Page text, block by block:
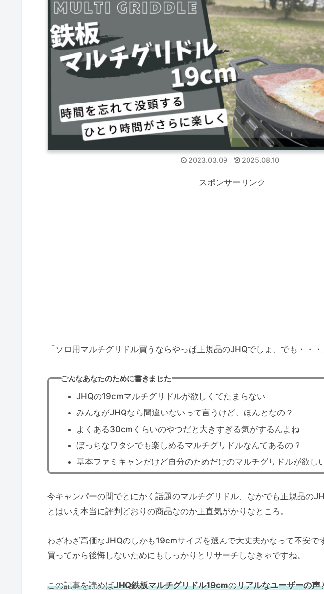
2023.03.09 2025.08.10
スポンサーリンク
「ソロ用マルチグリドル買うならやっぱ正規品のJHQでしょ、でも・・・
こんなあなたのために書きました
JHQの19cmマルチグリドルが欲しくてたまらない
みんながJHQなら間違いないって言うけど、ほんとなの？
よくある30cmくらいのやつだと大きすぎる気がするんよね
ぼっちなワタシでも楽しめるマルチグリドルなんてあるの？
基本ファミキャンだけど自分のためだけのマルチグリドルが欲し
今キャンパーの間でとにかく話題のマルチグリドル、なかでも正規品の
とはいえ本当に評判どおりの商品なのか正直気がかりなところ。
わざわざ高価なJHQのしかも19cmサイズを選んで大丈夫かなって不安で
買ってから後悔しないためにもしっかりとリサーチしなきゃですね。
この記事を読めばJHQ鉄板マルチグリドル19cmのリアルなユーザーの声